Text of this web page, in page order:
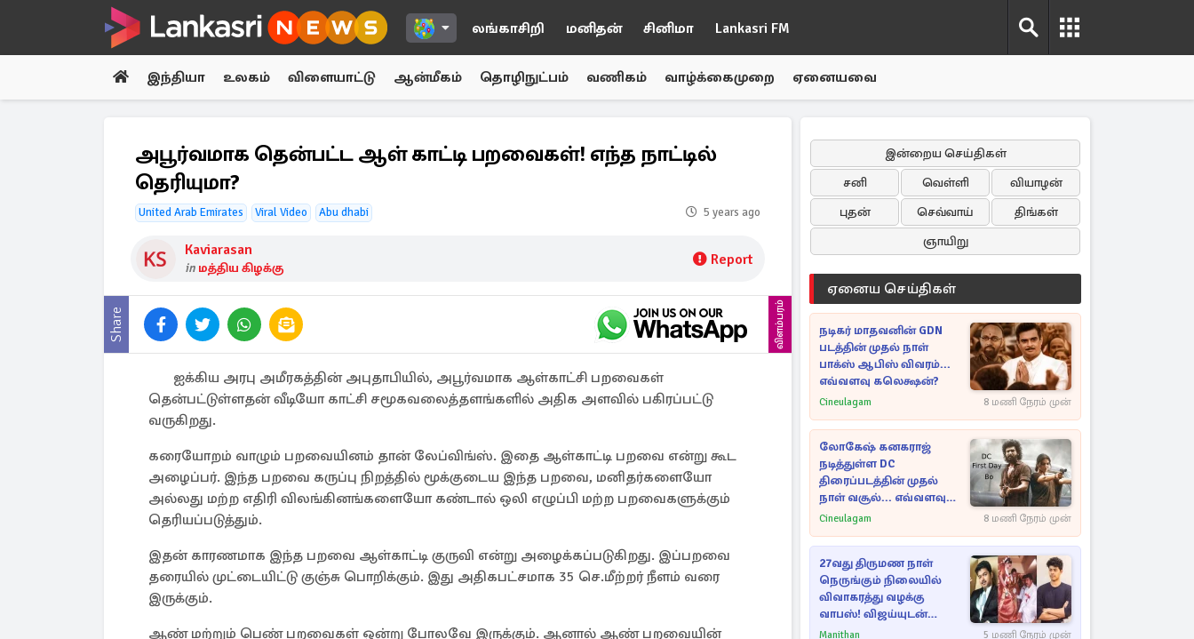
லங்காசிறி மனிதன் சினிமா Lankasri FM
இந்தியா உலகம் விளையாட்டு ஆன்மீகம் தொழிநுட்பம் வணிகம் வாழ்க்கைமுறை ஏனையவை
அபூர்வமாக தென்பட்ட ஆள் காட்டி பறவைகள்! எந்த நாட்டில்
தெரியுமா?
United Arab Emirates Viral Video Abu dhabi 5 years ago
Kaviarasan
in மத்திய கிழக்கு Report
Share விளம்பரம்
ஐக்கிய அரபு அமீரகத்தின் அபுதாபியில், அபூர்வமாக ஆள்காட்சி பறவைகள்
தென்பட்டுள்ளதன் வீடியோ காட்சி சமூகவலைத்தளங்களில் அதிக அளவில் பகிரப்பட்டு
வருகிறது.
கரையோறம் வாழும் பறவையினம் தான் லேப்விங்ஸ். இதை ஆள்காட்டி பறவை என்று கூட
அழைப்பர். இந்த பறவை கருப்பு நிறத்தில் மூக்குடைய இந்த பறவை, மனிதர்களையோ
அல்லது மற்ற எதிரி விலங்கினங்களையோ கண்டால் ஒலி எழுப்பி மற்ற பறவைகளுக்கும்
தெரியப்படுத்தும்.
இதன் காரணமாக இந்த பறவை ஆள்காட்டி குருவி என்று அழைக்கப்படுகிறது. இப்பறவை
தரையில் முட்டையிட்டு குஞ்சு பொறிக்கும். இது அதிகபட்சமாக 35 செ.மீற்றர் நீளம் வரை
இருக்கும்.
ஆண் மற்றும் பெண் பறவைகள் ஒன்று போலவே இருக்கும். ஆனால் ஆண் பறவையின்
இன்றைய செய்திகள்
சனி
வெள்ளி
வியாழன்
புதன்
செவ்வாய்
திங்கள்
ஞாயிறு
ஏனைய செய்திகள்
நடிகர் மாதவனின் GDN
படத்தின் முதல் நாள்
பாக்ஸ் ஆபிஸ் விவரம்...
எவ்வளவு கலெக்ஷன்?
Cineulagam 8 மணி நேரம் முன்
லோகேஷ் கனகராஜ்
நடித்துள்ள DC
திரைப்படத்தின் முதல்
நாள் வசூல்... எவ்வளவு
தெரியுமா?
Cineulagam 8 மணி நேரம் முன்
27வது திருமண நாள்
நெருங்கும் நிலையில்
விவாகரத்து வழக்கு
வாபஸ்! விஜய்யுடன்
மீண்டும் இணைவாரா?
Manithan 5 மணி நேரம் முன்